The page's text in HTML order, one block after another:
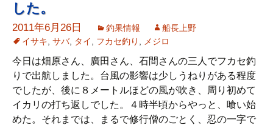
した。
2011年6月26日 釣果情報
船長上野
イサキ サバ, タイ フカセ釣り メジロ
今日は畑原さん、廣田さん、石間さんの三人でフカセ釣
りで出航しました。台風の影響は少しうねりがある程度
でしたが、後に８メートルほどの風が吹き、周り初めて
イカリの打ち返しでした。４時半頃からやっと、喰い始
めた。それまでは、まるで修行僧のごとく、忍の一字で